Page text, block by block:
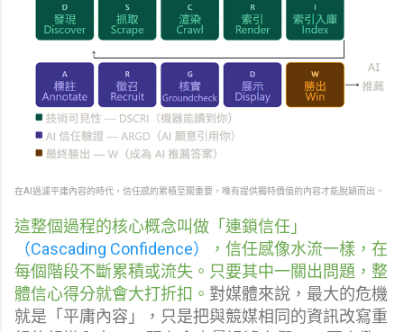
在AI過濾平庸內容的時代，信任感的累積至關重要，唯有提供獨特價值的內容才能脫穎而出。
這整個過程的核心概念叫做「連鎖信任」
（Cascading Confidence）
，信任感像水流一樣，在
每個階段不斷累積或流失。只要其中一關出問題，整
體信心得分就會大打折扣。 對媒體來說，最大的危機
就是「平庸內容」，只是把與競媒相同的資訊改寫重